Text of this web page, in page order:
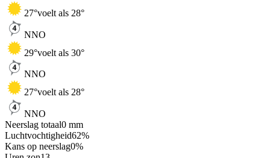
27°voelt als 28°
NNO
29°voelt als 30°
NNO
27°voelt als 28°
NNO
Neerslag totaal0 mm
Luchtvochtigheid62%
Kans op neerslag0%